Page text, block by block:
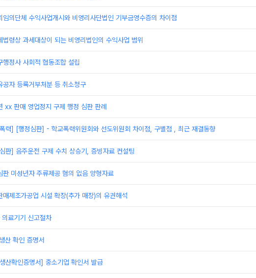
임의단체 수익사업개시와 비영리사단법인 기부금영수증의 차이점
법령상 과세대상이 되는 비영리법인의 수익사업 범위
행정사 사회적 협동조합 설립
공자 등록거부처분 등 취소청구
xx 판매 영업정지 구제 행정 심판 판례
력] [행정심판] - 학교폭력위원회와 선도위원회 차이점, 구별점 , 최근 재결동향
판] 음주운전 구제 수치 상승기, 증빙자료 컨설팅
판 미성년자 주류제공 혐의 없음 양형자료
매제조가공업 시설 확장(추가 매장)의 유권해석
의료기기 신고절차
산 확인 증명서
산확인증명서] 중소기업 확인서 발급